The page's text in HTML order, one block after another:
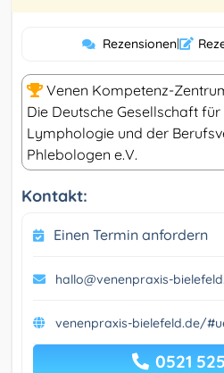
Rezensionen|
Venen Kompetenz-
Die Deutsche Gesellschaft
Lymphologie und der
Phlebologen e.V.
Kontakt:
Einen Termin anfordern
hallo@venenpraxis-
venenpraxis-bielefeld.de/
0521